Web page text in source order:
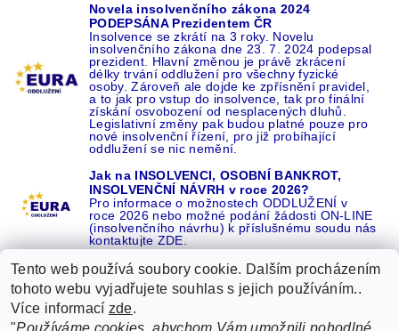
Novela insolvenčního zákona 2024
PODEPSÁNA Prezidentem ČR
Insolvence se zkrátí na 3 roky. Novelu
insolvenčního zákona dne 23. 7. 2024 podepsal
prezident. Hlavní změnou je právě zkrácení
délky trvání oddlužení pro všechny fyzické
osoby. Zároveň ale dojde ke zpřísnění pravidel,
a to jak pro vstup do insolvence, tak pro finální
získání osvobození od nesplacených dluhů.
Legislativní změny pak budou platné pouze pro
nové insolvenční řízení, pro již probíhající
oddlužení se nic nemění.
Jak na INSOLVENCI, OSOBNÍ BANKROT,
INSOLVENČNÍ NÁVRH v roce 2026?
Pro informace o možnostech ODDLUŽENÍ v
roce 2026 nebo možné podání žádosti ON-LINE
(insolvenčního návrhu) k příslušnému soudu nás
kontaktujte ZDE.
Recenze o NÁS na GOOGLE 16 let REFERENCÍ v celé ČR |
Tento web používá soubory cookie. Dalším procházením
tohoto webu vyjadřujete souhlas s jejich používáním..
Více informací zde.
"Používáme cookies, abychom Vám umožnili pohodlné